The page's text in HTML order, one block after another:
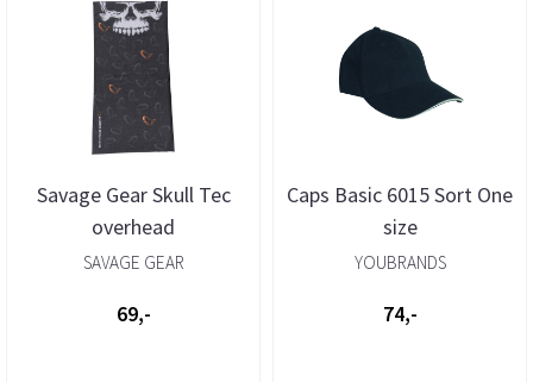
Savage Gear Skull Tec
overhead
SAVAGE GEAR
69,-
Caps Basic 6015 Sort One
size
YOUBRANDS
74,-